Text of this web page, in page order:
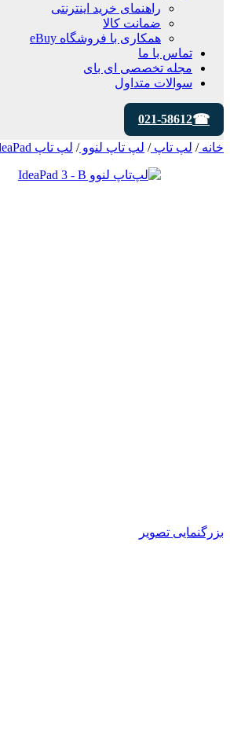
راهنمای خرید اینترنتی
ضمانت کالا
همکاری با فروشگاه eBuy
تماس با ما
مجله تخصصی ای‌ بای
سوالات متداول
021-58612
خانه/ لپ تاپ/ لپ تاپ لنوو/ لپ تاپ IdeaPad
بزرگنمایی تصویر